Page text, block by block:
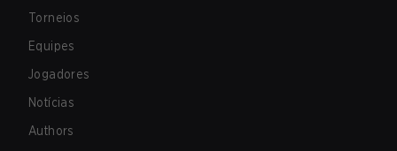
Torneios
Equipes
Jogadores
Notícias
Authors